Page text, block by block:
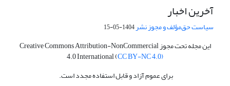
آخرین اخبار
سیاست حق‌مؤلف و مجوز نشر1404-05-15
این مجله تحت مجوز Creative Commons Attribution-NonCommercial
4.0 International (CC BY-NC 4.0)
برای عموم آزاد و قابل استفاده مجدد است.